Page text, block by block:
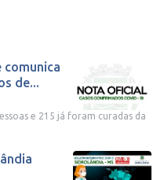
comunica
de...
e 215 já foram curadas da